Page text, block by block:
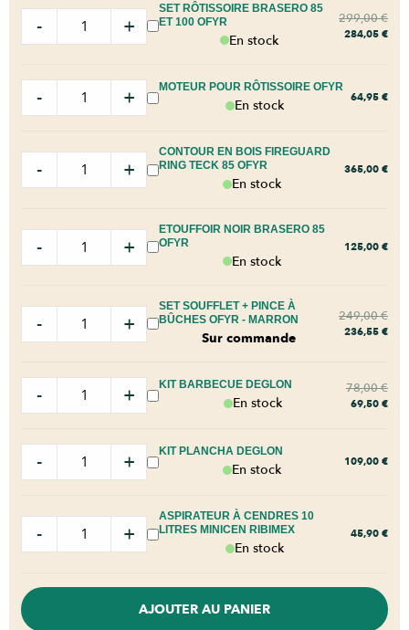
SET RÔTISSOIRE BRASERO 85
ET 100 OFYR
En stock
- + 299,00€
284,05 €
MOTEUR POUR RÔTISSOIRE OFYR
En stock
- + 64,95 €
CONTOUR EN BOIS FIREGUARD
RING TECK 85 OFYR
En stock
- + 365,00 €
ETOUFFOIR NOIR BRASERO 85
OFYR
En stock
- + 125,00 €
SET SOUFFLET + PINCE À
BÛCHES OFYR - MARRON
Sur commande
- + 249,00€
236,55 €
KIT BARBECUE DEGLON
En stock
- + 78,00€
69,50 €
KIT PLANCHA DEGLON
En stock
- + 109,00 €
ASPIRATEUR À CENDRES 10
LITRES MINICEN RIBIMEX
En stock
- + 45,90 €
AJOUTER AU PANIER